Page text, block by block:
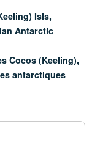
Isls,
Antarctic
Cocos (Keeling),
antarctiques